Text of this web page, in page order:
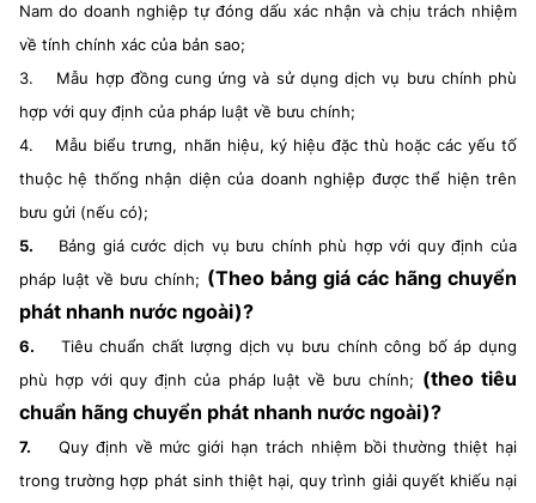
Nam do doanh nghiệp tự đóng dấu xác nhận và chịu trách nhiệm
về tính chính xác của bản sao;
3.
Mẫu hợp đồng cung ứng và sử dụng dịch vụ bưu chính phù
hợp với quy định của pháp luật về bưu chính;
4.
Mẫu biểu trưng, nhãn hiệu, ký hiệu đặc thù hoặc các yếu tố
thuộc hệ thống nhận diện của doanh nghiệp được thể hiện trên
bưu gửi (nếu có);
5.
Bảng giá cước dịch vụ bưu chính phù hợp với quy định của
pháp luật về bưu chính; (Theo bảng giá các hãng chuyển
phát nhanh nước ngoài)?
6.
Tiêu chuẩn chất lượng dịch vụ bưu chính công bố áp dụng
phù hợp với quy định của pháp luật về bưu chính; (theo tiêu
chuẩn hãng chuyển phát nhanh nước ngoài)?
7.
Quy định về mức giới hạn trách nhiệm bồi thường thiệt hại
trong trường hợp phát sinh thiệt hại, quy trình giải quyết khiếu nại